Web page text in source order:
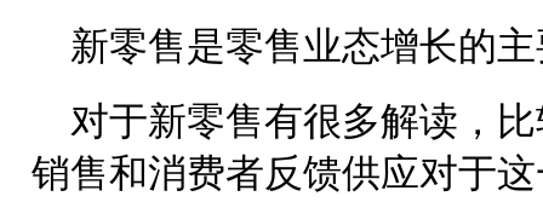
新零售是零售业态增长的
对于新零售有很多解读，
销售和消费者反馈供应对于